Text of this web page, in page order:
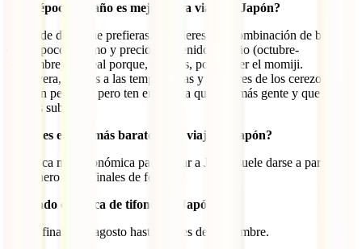
¿Qué época del año es mejor para viajar a Japón?
Depende de lo que prefieras. Si quieres una combinación de buen
clima, poco turismo y precios contenidos, otoño (octubre-
noviembre) es ideal porque, además, podrás ver el momiji.
Primavera, gracias a las temperaturas y las flores de los cerezos, es
también perfecto, pero ten en cuenta que hay más gente y que los
precios suben.
¿Cuál es el mes más barato para viajar a Japón?
La época más económica para viajar a Japón suele darse a partir del
5 de enero hasta finales de febrero.
¿Cuándo es época de tifones en Japón?
Desde finales de agosto hasta finales de septiembre.